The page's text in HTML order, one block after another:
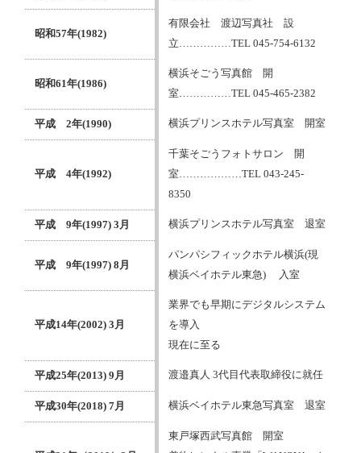
昭和57年(1982)
有限会社 渡辺写真社 設
立……………TEL 045-754-6132
昭和61年(1986)
横浜そごう写真館 開
室……………TEL 045-465-2382
平成 2年(1990) 横浜プリンスホテル写真室 開室
平成 4年(1992)
千葉そごうフォトサロン 開
室………………TEL 043-245-
8350
平成 9年(1997) 3月 横浜プリンスホテル写真室 退室
平成 9年(1997) 8月
パンパシフィックホテル横浜(現
横浜ベイホテル東急) 入室
平成14年(2002) 3月
業界でも早期にデジタルシステム
を導入
現在に至る
平成25年(2013) 9月 渡邉真人 3代目代表取締役に就任
平成30年(2018) 7月 横浜ベイホテル東急写真室 退室
東戸塚西武写真館 開室